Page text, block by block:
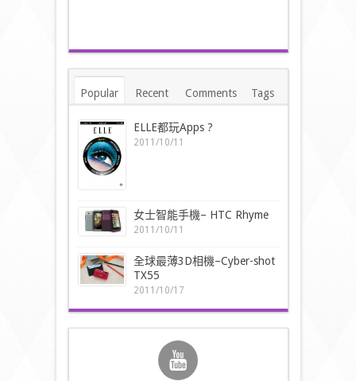
Popular Recent Comments Tags
ELLE都玩Apps ?
2011/10/11
女士智能手機– HTC Rhyme
2011/10/11
全球最薄3D相機–Cyber-shot
TX55
2011/10/17